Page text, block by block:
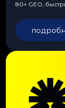
80+ GEO,